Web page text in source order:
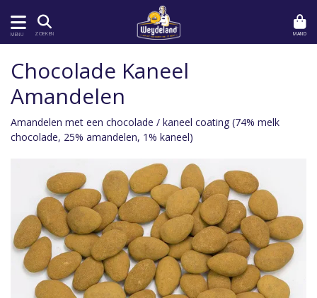
MENU ZOEKEN MAND
Chocolade Kaneel
Amandelen
Amandelen met een chocolade / kaneel coating (74% melk
chocolade, 25% amandelen, 1% kaneel)